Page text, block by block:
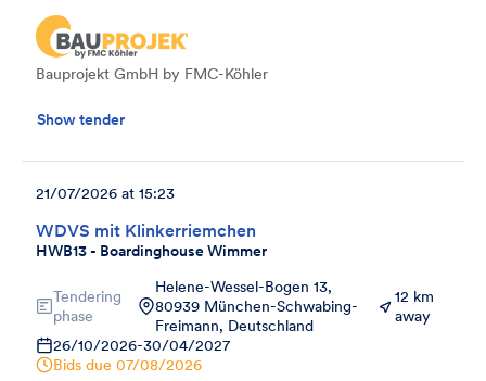
Bauprojekt GmbH by FMC-Köhler
Show tender
WDVS mit Klinkerriemchen
HWB13 - Boardinghouse Wimmer
21/07/2026 at 15:23
Tendering
phase
Helene-Wessel-Bogen 13,
80939 München-Schwabing-
Freimann, Deutschland
12 km
away
26/10/2026-30/04/2027
Bids due 07/08/2026